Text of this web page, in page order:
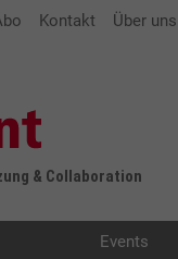
Kontakt Über uns
& Collaboration
Events